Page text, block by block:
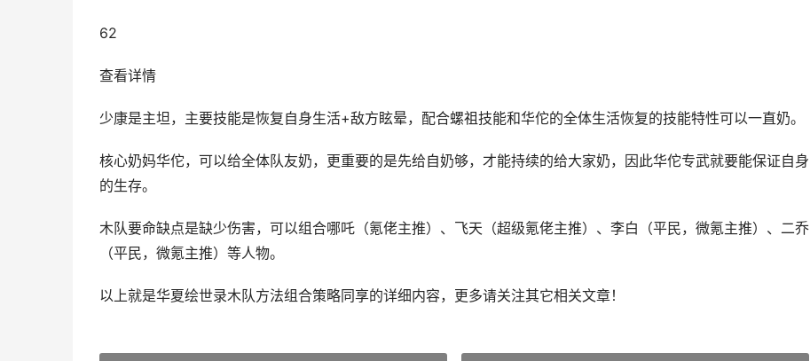
62
查看详情
少康是主坦，主要技能是恢复自身生活+敌方眩晕，配合螺祖技能和华佗的全体生活恢复的技能特性可以一直奶。
核心奶妈华佗，可以给全体队友奶，更重要的是先给自奶够，才能持续的给大家奶，因此华佗专武就要能保证自身
的生存。
木队要命缺点是缺少伤害，可以组合哪吒（氪佬主推）、飞天（超级氪佬主推）、李白（平民，微氪主推）、二乔
（平民，微氪主推）等人物。
以上就是华夏绘世录木队方法组合策略同享的详细内容，更多请关注其它相关文章！